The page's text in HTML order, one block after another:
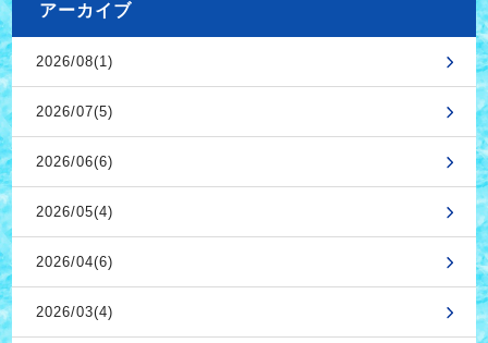
アーカイブ
2026/08(1)
2026/07(5)
2026/06(6)
2026/05(4)
2026/04(6)
2026/03(4)